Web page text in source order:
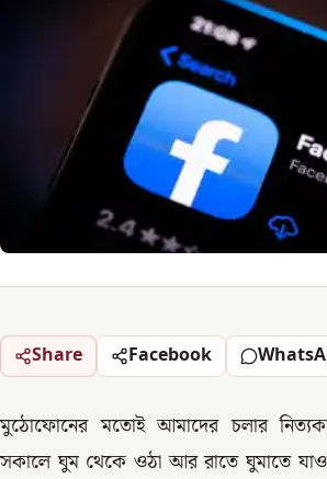
Share Facebook
মুঠোফোনের মতোই আমাদের চলার
সকালে ঘুম থেকে ওঠা আর রাতে ঘুমাতে